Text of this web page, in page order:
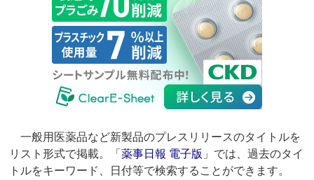
一般用医薬品など新製品のプレスリリースのタイトルを
リスト形式で掲載。「薬事日報 電子版 」では、過去のタイ
トルをキーワード、日付等で検索することができます。